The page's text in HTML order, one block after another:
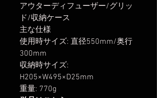
アウターディフューザー/グリッ
ド/収納ケース
主な仕様
使用時サイズ: 直径550mm/奥行
300mm
収納時サイズ:
H205×W495×D25mm
重量: 770g